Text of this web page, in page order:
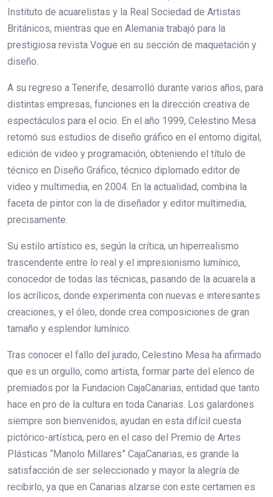
Instituto de acuarelistas y la Real Sociedad de Artistas
Británicos, mientras que en Alemania trabajó para la
prestigiosa revista Vogue en su sección de maquetación y
diseño.
A su regreso a Tenerife, desarrolló durante varios años, para
distintas empresas, funciones en la dirección creativa de
espectáculos para el ocio. En el año 1999, Celestino Mesa
retomó sus estudios de diseño gráfico en el entorno digital,
edición de video y programación, obteniendo el título de
técnico en Diseño Gráfico, técnico diplomado editor de
video y multimedia, en 2004. En la actualidad, combina la
faceta de pintor con la de diseñador y editor multimedia,
precisamente.
Su estilo artístico es, según la crítica, un hiperrealismo
trascendente entre lo real y el impresionismo lumínico,
conocedor de todas las técnicas, pasando de la acuarela a
los acrílicos, donde experimenta con nuevas e interesantes
creaciones, y el óleo, donde crea composiciones de gran
tamaño y esplendor lumínico.
Tras conocer el fallo del jurado, Celestino Mesa ha afirmado
que es un orgullo, como artista, formar parte del elenco de
premiados por la Fundacion CajaCanarias, entidad que tanto
hace en pro de la cultura en toda Canarias. Los galardones
siempre son bienvenidos, ayudan en esta difícil cuesta
pictórico-artística, pero en el caso del Premio de Artes
Plásticas “Manolo Millares” CajaCanarias, es grande la
satisfacción de ser seleccionado y mayor la alegría de
recibirlo, ya que en Canarias alzarse con este certamen es